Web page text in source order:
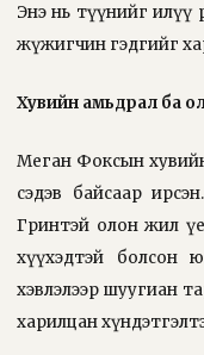
Энэ нь түүнийг илүү
жүжигчин гэдгийг
Хувийн амьдрал ба
Меган Фоксын
сэдэв байсаар
Гринтэй олон жил
хүүхэдтэй болсон
хэвлэлээр шуугиан
харилцан